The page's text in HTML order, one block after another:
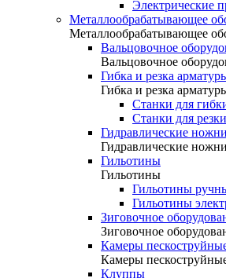
Электрические
Металлообрабатывающее
Металлообрабатывающее
Вальцовочное
Вальцовочное
Гибка и резка
Гибка и резка
Станки для
Станки для
Гидравлические
Гидравлические
Гильотины
Гильотины
Гильотины
Гильотины
Зиговочное
Зиговочное
Камеры
Камеры
Клуппы